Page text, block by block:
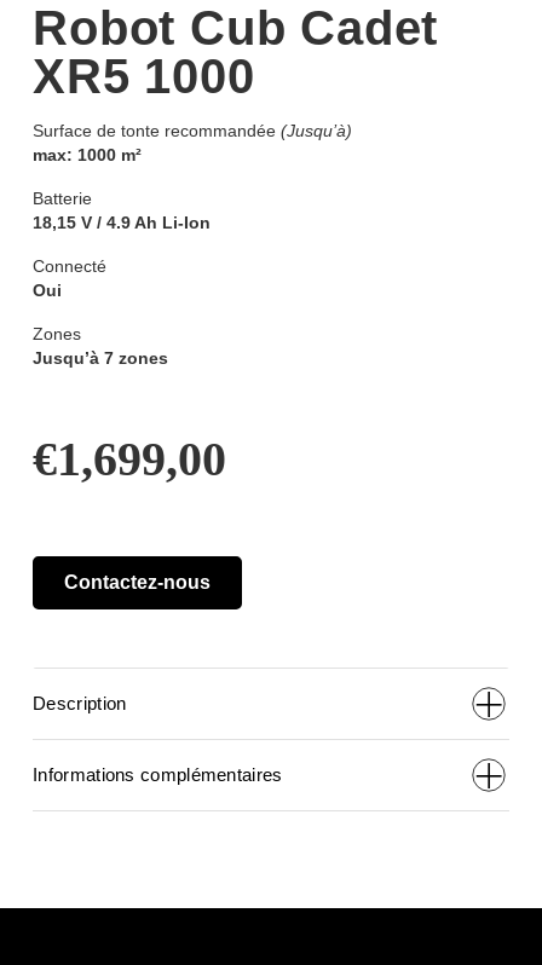
Robot Cub Cadet
XR5 1000
Surface de tonte recommandée (Jusqu’à)
max: 1000 m²
Batterie
18,15 V / 4.9 Ah Li-Ion
Connecté
Oui
Zones
Jusqu’à 7 zones
€1,699,00
Contactez-nous
Description
Informations complémentaires